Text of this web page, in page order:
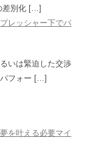
差別化 […]
レッシャー下でパ
いは緊迫した交渉
パフォー […]
を叶える必要マイ